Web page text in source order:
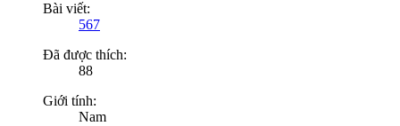
Bài viết:
567
Đã được thích:
88
Giới tính:
Nam